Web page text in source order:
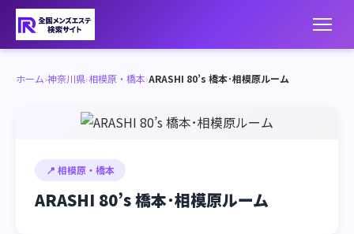
ホーム›神奈川県›相模原・橋本›ARASHI 80’s 橋本･相模原ルーム
📍 相模原・橋本
ARASHI 80’s 橋本･相模原ルーム